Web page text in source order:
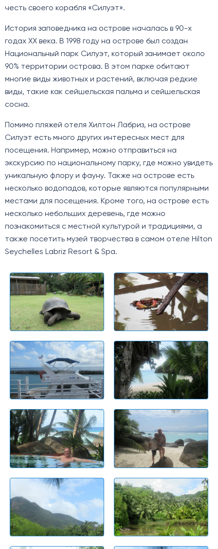
честь своего корабля «Силуэт».
История заповедника на острове началась в 90-х
годах XX века. В 1998 году на острове был создан
Национальный парк Силуэт, который занимает около
90% территории острова. В этом парке обитают
многие виды животных и растений, включая редкие
виды, такие как сейшельская пальма и сейшельская
сосна.
Помимо пляжей отеля Хилтон Лабриз, на острове
Силуэт есть много других интересных мест для
посещения. Например, можно отправиться на
экскурсию по национальному парку, где можно увидеть
уникальную флору и фауну. Также на острове есть
несколько водопадов, которые являются популярными
местами для посещения. Кроме того, на острове есть
несколько небольших деревень, где можно
познакомиться с местной культурой и традициями, а
также посетить музей творчества в самом отеле Hilton
Seychelles Labriz Resort & Spa.